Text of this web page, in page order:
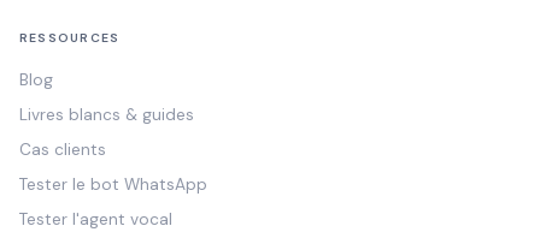
RESSOURCES
Blog
Livres blancs & guides
Cas clients
Tester le bot WhatsApp
Tester l'agent vocal